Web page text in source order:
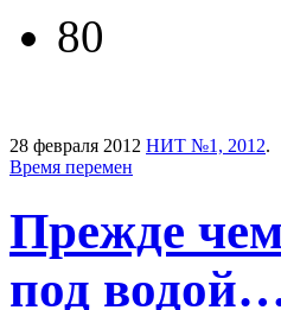
80
28 февраля 2012 НИТ №1, 2012.
Время перемен
Прежде
под